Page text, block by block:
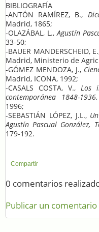
BIBLIOGRAFÍA
-ANTÓN RAMÍREZ, B.,
Madrid, 1865;
-OLAZÁBAL, L.,Agustín
33-50;
-BAUER MANDERSCHEID,
Madrid, Ministerio de
-GÓMEZ MENDOZA, J.,
Madrid, ICONA, 1992;
-CASALS COSTA, V., Los
contemporánea 1848-1936
1996;
-SEBASTIÁN LÓPEZ, J.L.,
Agustín Pascual González,
179-192.
Compartir
0 comentarios
Publicar un comentario